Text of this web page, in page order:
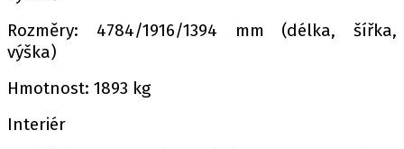
Provozovatelem serveru autoroad.cz je
INCORP MEDIA GROUP s.r.o., IČ: 118 23 054
Rozměry: 4784/1916/1394 mm (délka, šířka,
výška)
Hmotnost: 1893 kg
Interiér